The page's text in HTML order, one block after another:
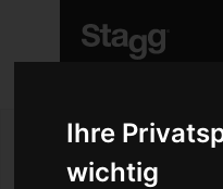
Ihre
wichtig